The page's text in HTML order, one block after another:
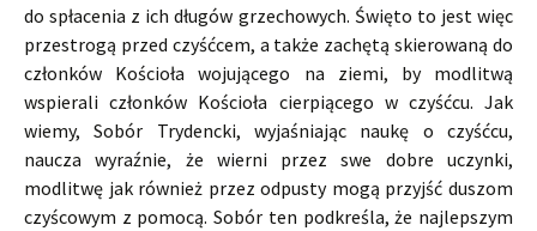
do spłacenia z ich długów grzechowych. Święto to jest więc
przestrogą przed czyśćcem, a także zachętą skierowaną do
członków Kościoła wojującego na ziemi, by modlitwą
wspierali członków Kościoła cierpiącego w czyśćcu. Jak
wiemy, Sobór Trydencki, wyjaśniając naukę o czyśćcu,
naucza wyraźnie, że wierni przez swe dobre uczynki,
modlitwę jak również przez odpusty mogą przyjść duszom
czyścowym z pomocą. Sobór ten podkreśla, że najlepszym